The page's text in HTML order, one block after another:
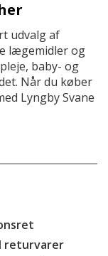
udvalg af
lægemidler og
baby- og
Når du køber
Lyngby Svane
returvarer